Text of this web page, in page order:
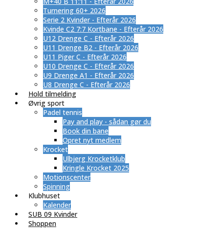
Turnering 60+ 2026
Serie 2 Kvinder - Efterår 2026
Kvinde C2 7:7 Kortbane - Efterår 2026
U12 Drenge C - Efterår 2026
U11 Drenge B2 - Efterår 2026
U11 Piger C - Efterår 2026
U10 Drenge C - Efterår 2026
U9 Drenge A1 - Efterår 2026
U8 Drenge C - Efterår 2026
Hold tilmelding
Øvrig sport
Padel tennis
Pay and play - sådan gør du
Book din bane
Opret nyt medlem
Krocket
Ulbjerg Krocketklub
Kringle Krocket 2025
Motionscenter
Spinning
Klubhuset
Kalender
SUB 09 Kvinder
Shoppen